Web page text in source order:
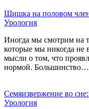
Шишка на половом
Урология
Иногда мы смотрим на
которые мы никогда не
мысли о том, что
нормой. Большинство…
Семяизвержение во
Урология